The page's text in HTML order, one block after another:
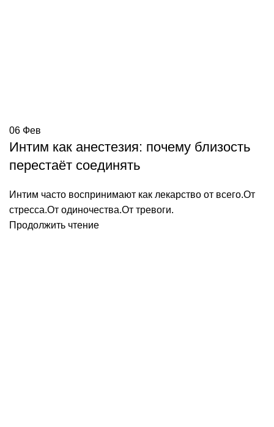
06 Фев
Интим как анестезия: почему близость
перестаёт соединять
Интим часто воспринимают как лекарство от всего.От
стресса.От одиночества.От тревоги.
Продолжить чтение